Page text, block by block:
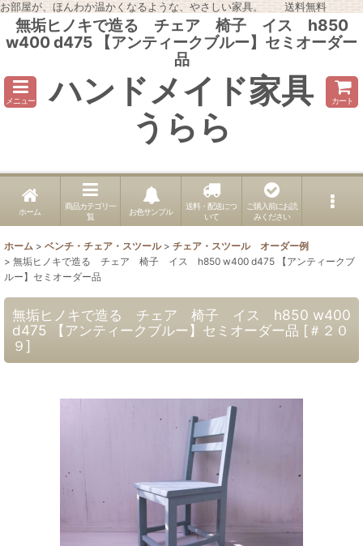
お部屋が、ほんわか温かくなるような、やさしい家具。 送料無料
無垢ヒノキで造る チェア 椅子 イス h850
w400 d475 【アンティークブルー】セミオーダー
品
メニュー ハンドメイド家具
うらら
カート
ホーム
商品カテゴリ一
覧
お色サンプル
送料・配送につ
いて
ご購入前にお読
みください
ホーム > ベンチ・チェア・スツール > チェア・スツール オーダー例
> 無垢ヒノキで造る チェア 椅子 イス h850 w400 d475 【アンティークブ
ルー】セミオーダー品
無垢ヒノキで造る チェア 椅子 イス h850 w400
d475 【アンティークブルー】セミオーダー品 [＃２０
９]